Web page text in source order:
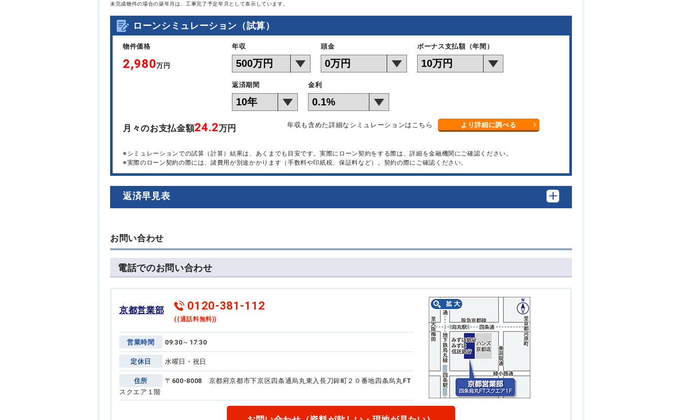
未完成物件の場合の築年月は、工事完了予定年月として表示しています。
ローンシミュレーション（試算）
物件価格
2,980万円
年収 頭金 ボーナス支払額（年間）
返済期間 金利
月々のお支払金額24.2万円 年収も含めた詳細なシミュレーションはこちら より詳細に調べる
※シミュレーションでの試算（計算）結果は、あくまでも目安です。実際にローン契約をする際は、詳細を金融機関にご確認ください。
※実際のローン契約の際には、諸費用が別途かかります（手数料や印紙税、保証料など）。契約の際にご確認ください。
返済早見表
お問い合わせ
電話でのお問い合わせ
京都営業部 0120-381-112
((通話料無料))
営業時間 09:30～17:30
定休日 水曜日・祝日
住所 〒600-8008 京都府京都市下京区四条通烏丸東入長刀鉾町２０番地四条烏丸FT
スクエア１階